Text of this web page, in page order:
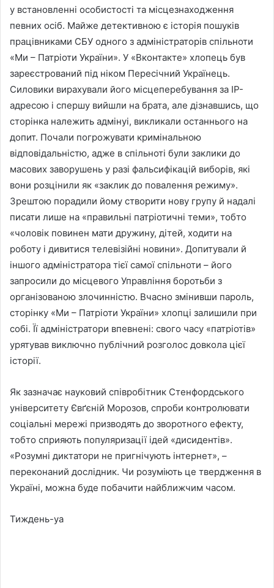
у встановленні особистості та місцезнаходження
певних осіб. Майже детективною є історія пошуків
працівниками СБУ одного з адміністраторів спільноти
«Ми – Патріоти України». У «Вконтакте» хлопець був
зареєстрований під ніком Пересічний Українець.
Силовики вирахували його місцеперебування за IP-
адресою і спершу вийшли на брата, але дізнавшись, що
сторінка належить адмінуі, викликали останнього на
допит. Почали погрожувати кримінальною
відповідальністю, адже в спільноті були заклики до
масових заворушень у разі фальсифікацій виборів, які
вони розцінили як «заклик до повалення режиму».
Зрештою порадили йому створити нову групу й надалі
писати лише на «правильні патріотичні теми», тобто
«чоловік повинен мати дружину, дітей, ходити на
роботу і дивитися телевізійні новини». Допитували й
іншого адміністратора тієї самої спільноти – його
запросили до місцевого Управління боротьби з
організованою злочинністю. Вчасно змінивши пароль,
сторінку «Ми – Патріоти України» хлопці залишили при
собі. Її адміністратори впевнені: свого часу «патріотів»
урятував виключно публічний розголос довкола цієї
історії.
Як зазначає науковий співробітник Стенфордського
університету Євґєній Морозов, спроби контролювати
соціальні мережі призводять до зворотного ефекту,
тобто сприяють популяризації ідей «дисидентів».
«Розумні диктатори не пригнічують інтернет», –
переконаний дослідник. Чи розуміють це твердження в
Україні, можна буде побачити найближчим часом.
Тиждень-уа